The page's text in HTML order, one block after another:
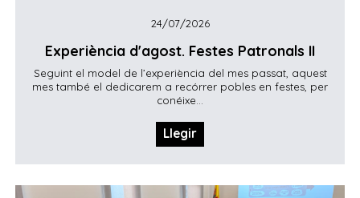
24/07/2026
Experiència d'agost. Festes Patronals II
Seguint el model de l’experiència del mes passat, aquest
mes també el dedicarem a recórrer pobles en festes, per
conéixe...
Llegir